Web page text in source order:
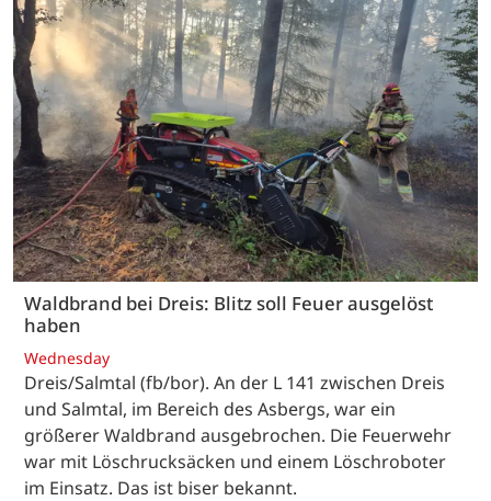
Waldbrand bei Dreis: Blitz soll Feuer ausgelöst
haben
Wednesday
Dreis/Salmtal (fb/bor). An der L 141 zwischen Dreis
und Salmtal, im Bereich des Asbergs, war ein
größerer Waldbrand ausgebrochen. Die Feuerwehr
war mit Löschrucksäcken und einem Löschroboter
im Einsatz. Das ist biser bekannt.